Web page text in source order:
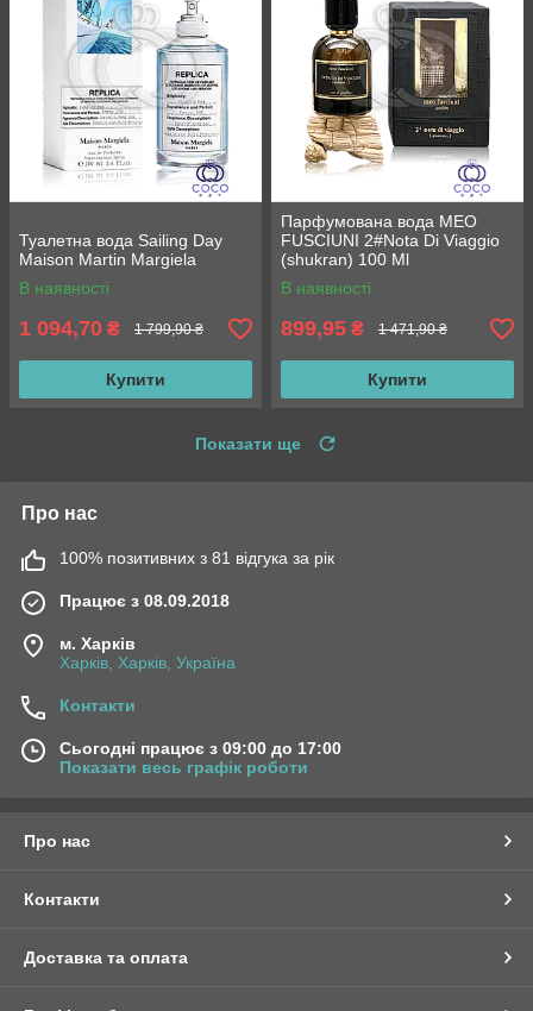
Туалетна вода Sailing Day
Maison Martin Margiela
В наявності
1 094,70 ₴ 1 799,90 ₴
Купити
Парфумована вода MEO
FUSCIUNI 2#Nota Di Viaggio
(shukran) 100 Ml
В наявності
899,95 ₴ 1 471,90 ₴
Купити
Показати ще
Про нас
100% позитивних з 81 відгука за рік
Працює з 08.09.2018
м. Харків
Харків, Харків, Україна
Контакти
Сьогодні працює з 09:00 до 17:00
Показати весь графік роботи
Про нас
Контакти
Доставка та оплата